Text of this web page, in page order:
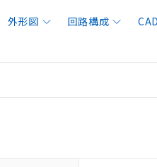
外形図 回路構成 CAD